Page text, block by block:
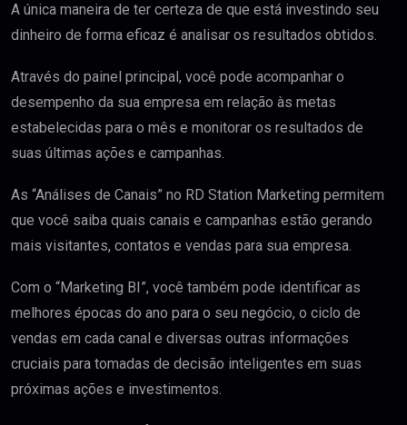
A única maneira de ter certeza de que está investindo seu
dinheiro de forma eficaz é analisar os resultados obtidos.
Através do painel principal, você pode acompanhar o
desempenho da sua empresa em relação às metas
estabelecidas para o mês e monitorar os resultados de
suas últimas ações e campanhas.
As “Análises de Canais” no RD Station Marketing permitem
que você saiba quais canais e campanhas estão gerando
mais visitantes, contatos e vendas para sua empresa.
Com o “Marketing BI”, você também pode identificar as
melhores épocas do ano para o seu negócio, o ciclo de
vendas em cada canal e diversas outras informações
cruciais para tomadas de decisão inteligentes em suas
próximas ações e investimentos.